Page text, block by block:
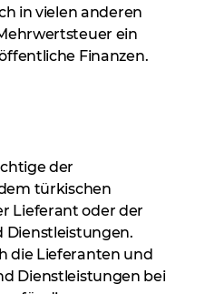
in vielen anderen
ein
Finanzen.
der
türkischen
Lieferant oder der
Dienstleistungen.
die Lieferanten und
Dienstleistungen bei